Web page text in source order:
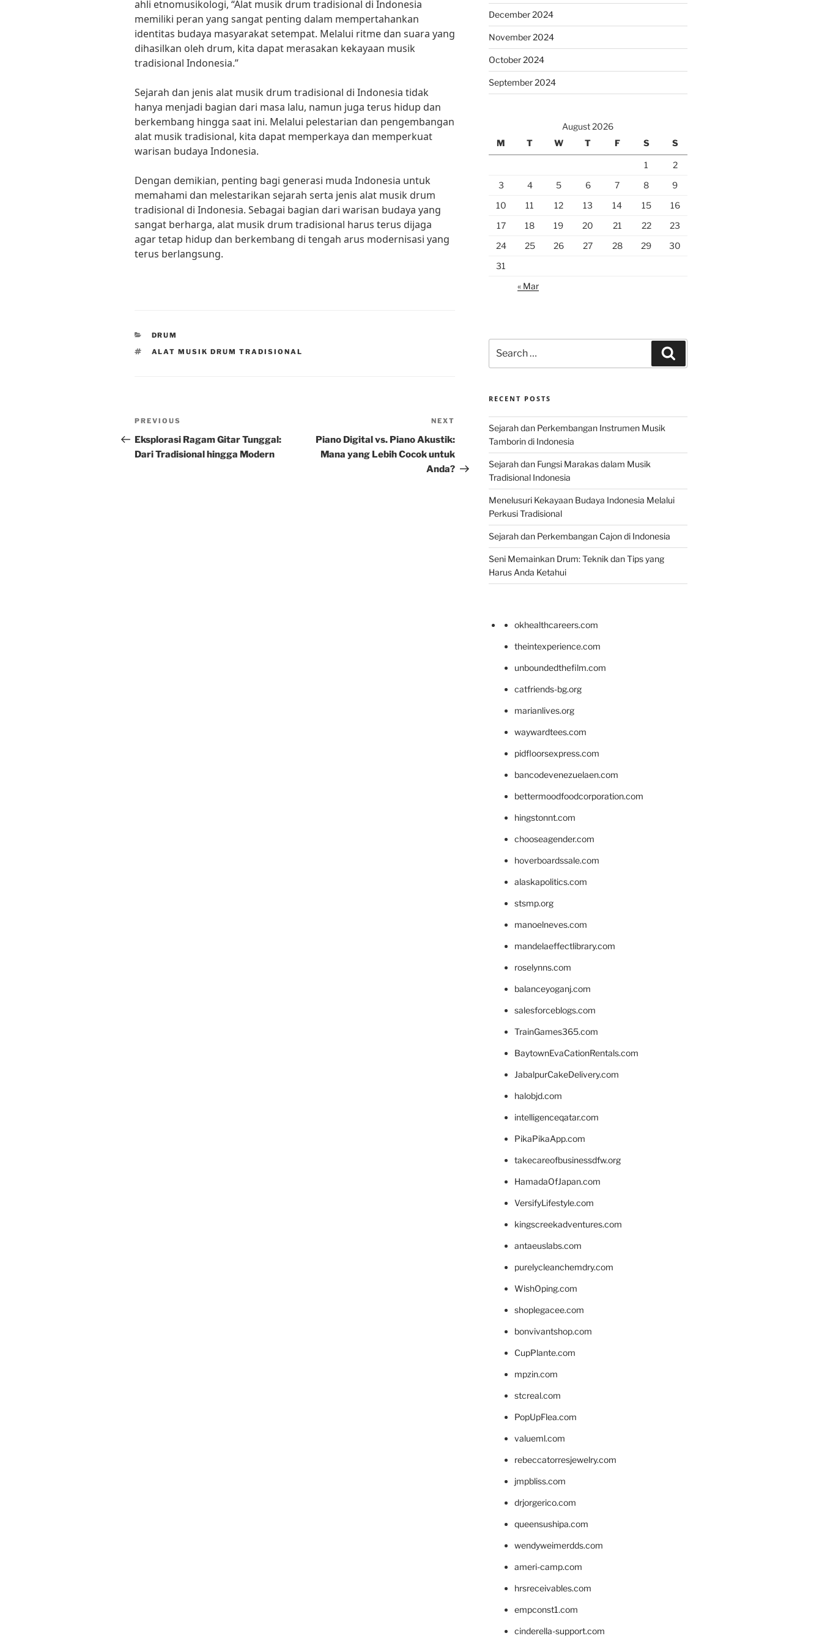
ahli etnomusikologi, “Alat musik drum tradisional di Indonesia
memiliki peran yang sangat penting dalam mempertahankan
identitas budaya masyarakat setempat. Melalui ritme dan suara yang
dihasilkan oleh drum, kita dapat merasakan kekayaan musik
tradisional Indonesia.”
Sejarah dan jenis alat musik drum tradisional di Indonesia tidak
hanya menjadi bagian dari masa lalu, namun juga terus hidup dan
berkembang hingga saat ini. Melalui pelestarian dan pengembangan
alat musik tradisional, kita dapat memperkaya dan memperkuat
warisan budaya Indonesia.
Dengan demikian, penting bagi generasi muda Indonesia untuk
memahami dan melestarikan sejarah serta jenis alat musik drum
tradisional di Indonesia. Sebagai bagian dari warisan budaya yang
sangat berharga, alat musik drum tradisional harus terus dijaga
agar tetap hidup dan berkembang di tengah arus modernisasi yang
terus berlangsung.
CATEGORIES
DRUM
TAGS
ALAT MUSIK DRUM TRADISIONAL
Post
navigation
Previous
Post
PREVIOUS
Eksplorasi Ragam Gitar Tunggal:
Dari Tradisional hingga Modern
Post
NEXT
Piano Digital vs. Piano Akustik:
Mana yang Lebih Cocok untuk
Anda?
December 2024
November 2024
October 2024
September 2024
August 2026
M
T W T F S S
1
2
3
4 5 6 7 8
9
10
11 12 13 14 15
16
17
18 19 20 21 22
23
24
25 26 27 28 29
30
31
« Mar
for:
RECENT POSTS
Sejarah dan Perkembangan Instrumen Musik
Tamborin di Indonesia
Sejarah dan Fungsi Marakas dalam Musik
Tradisional Indonesia
Menelusuri Kekayaan Budaya Indonesia Melalui
Perkusi Tradisional
Sejarah dan Perkembangan Cajon di Indonesia
Seni Memainkan Drum: Teknik dan Tips yang
Harus Anda Ketahui
okhealthcareers.com
theintexperience.com
unboundedthefilm.com
catfriends-bg.org
marianlives.org
waywardtees.com
pidfloorsexpress.com
bancodevenezuelaen.com
bettermoodfoodcorporation.com
hingstonnt.com
chooseagender.com
hoverboardssale.com
alaskapolitics.com
stsmp.org
manoelneves.com
mandelaeffectlibrary.com
roselynns.com
balanceyoganj.com
salesforceblogs.com
TrainGames365.com
BaytownEvaCationRentals.com
JabalpurCakeDelivery.com
halobjd.com
intelligenceqatar.com
PikaPikaApp.com
takecareofbusinessdfw.org
HamadaOfJapan.com
VersifyLifestyle.com
kingscreekadventures.com
antaeuslabs.com
purelycleanchemdry.com
WishOping.com
shoplegacee.com
bonvivantshop.com
CupPlante.com
mpzin.com
stcreal.com
PopUpFlea.com
valueml.com
rebeccatorresjewelry.com
jmpbliss.com
drjorgerico.com
queensushipa.com
wendyweimerdds.com
ameri-camp.com
hrsreceivables.com
empconst1.com
cinderella-support.com